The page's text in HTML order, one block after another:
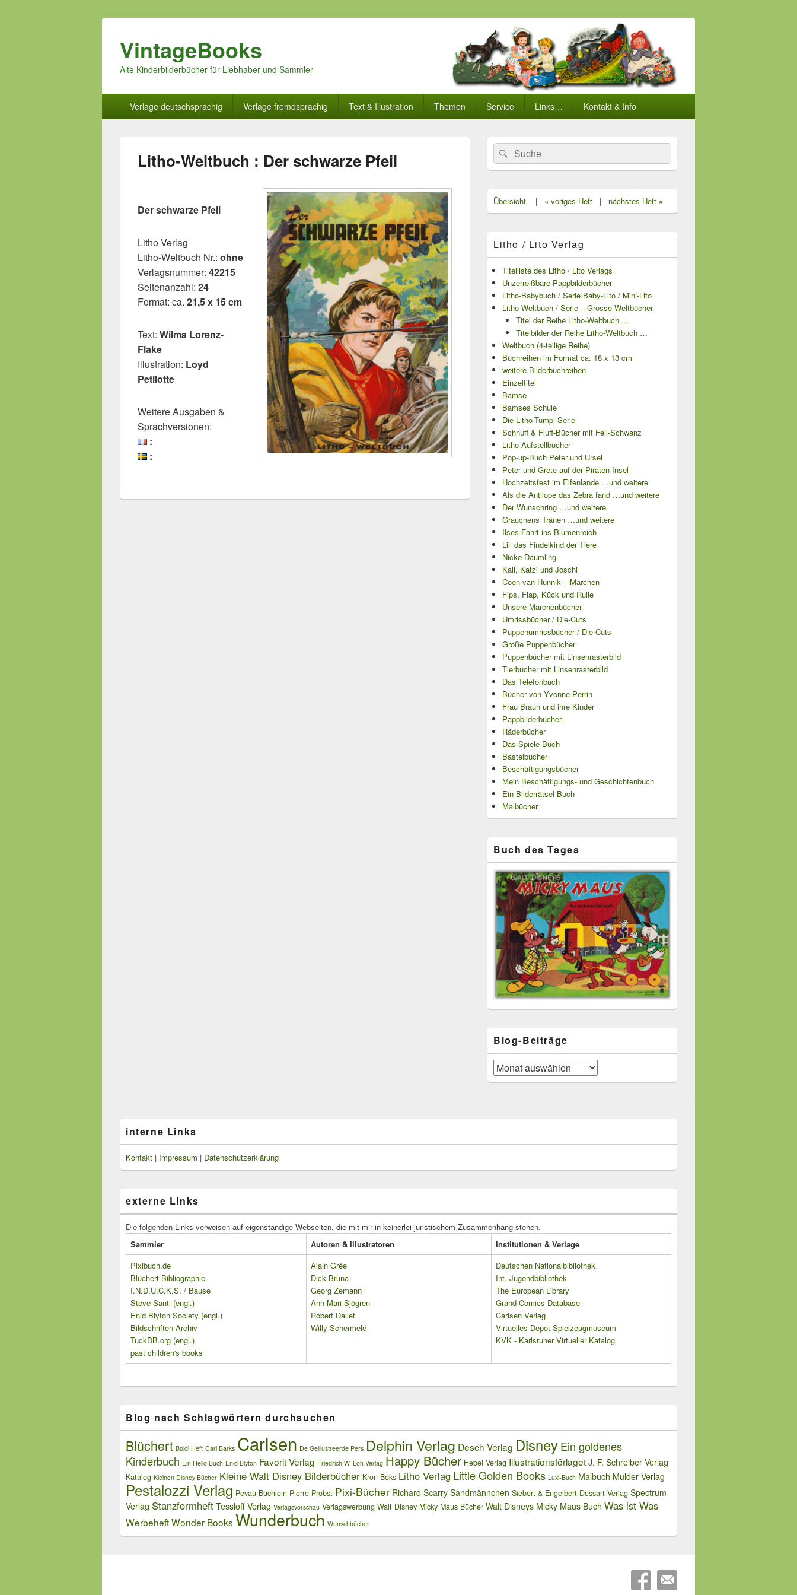
VintageBooks
Alte Kinderbilderbücher für Liebhaber und Sammler
Verlage deutschsprachig Verlage fremdsprachig Text & Illustration Themen Service Links… Kontakt & Info
Litho-Weltbuch : Der schwarze Pfeil
Der schwarze Pfeil
Litho Verlag
Litho-Weltbuch Nr.: ohne
Verlagsnummer: 42215
Seitenanzahl: 24
Format: ca. 21,5 x 15 cm
Text: Wilma Lorenz-
Flake
Illustration: Loyd
Petilotte
Weitere Ausgaben &
Sprachversionen:
:
:
Primärer
Seitenleisten
Widget-
Bereich
Search
for:
Suche
Übersicht | « voriges Heft | nächstes Heft »
Litho / Lito Verlag
Titelliste des Litho / Lito Verlags
Unzerreißbare Pappbilderbücher
Litho-Babybuch / Serie Baby-Lito / Mini-Lito
Litho-Weltbuch / Serie – Grosse Weltbücher
Titel der Reihe Litho-Weltbuch …
Titelbilder der Reihe Litho-Weltbuch …
Weltbuch (4-teilige Reihe)
Buchreihen im Format ca. 18 x 13 cm
weitere Bilderbuchreihen
Einzeltitel
Bamse
Bamses Schule
Die Litho-Tumpi-Serie
Schnuff & Fluff-Bücher mit Fell-Schwanz
Litho-Aufstellbücher
Pop-up-Buch Peter und Ursel
Peter und Grete auf der Piraten-Insel
Hochzeitsfest im Elfenlande …und weitere
Als die Antilope das Zebra fand …und weitere
Der Wunschring …und weitere
Grauchens Tränen …und weitere
Ilses Fahrt ins Blumenreich
Lill das Findelkind der Tiere
Nicke Däumling
Kali, Katzi und Joschi
Coen van Hunnik – Märchen
Fips, Flap, Kück und Rulle
Unsere Märchenbücher
Umrissbücher / Die-Cuts
Puppenumrissbücher / Die-Cuts
Große Puppenbücher
Puppenbücher mit Linsenrasterbild
Tierbücher mit Linsenrasterbild
Das Telefonbuch
Bücher von Yvonne Perrin
Frau Braun und ihre Kinder
Pappbilderbücher
Räderbücher
Das Spiele-Buch
Bastelbücher
Beschäftigungsbücher
Mein Beschäftigungs- und Geschichtenbuch
Ein Bilderrätsel-Buch
Malbücher
Buch des Tages
Blog-Beiträge
Blog-
Beiträge
interne Links
Kontakt | Impressum | Datenschutzerklärung
externe Links
Die folgenden Links verweisen auf eigenständige Webseiten, die mit mir in keinerlei juristischem Zusammenhang stehen.
Sammler
Autoren & Illustratoren
Institutionen & Verlage
Pixibuch.de
Blüchert Bibliographie
I.N.D.U.C.K.S. / Bause
Steve Santi (engl.)
Enid Blyton Society (engl.)
Bildschriften-Archiv
TuckDB.org (engl.)
past children's books
Alain Grée
Dick Bruna
Georg Zemann
Ann Mari Sjögren
Robert Dallet
Willy Schermelé
Deutschen Nationalbibliothek
Int. Jugendbibliothek
The European Library
Grand Comics Database
Carlsen Verlag
Virtuelles Depot Spielzeugmuseum
KVK - Karlsruher Virtueller Katalog
Blog nach Schlagwörtern durchsuchen
Blüchert Boldi Heft Carl Barks Carlsen De Geillustreerde Pers Delphin Verlag Desch Verlag DisneyEin goldenes
Kinderbuch Ein Hello Buch Enid Blyton Favorit Verlag Friedrich W. Loh Verlag Happy Bücher Hebel Verlag Illustrationsförlaget J. F. Schreiber Verlag
Katalog Kleinen Disney Bücher Kleine Walt Disney Bilderbücher Kron Boks Litho Verlag Little Golden Books Luxi-Buch Malbuch Mulder Verlag
Pestalozzi Verlag Pevau Büchlein Pierre Probst Pixi-Bücher Richard Scarry Sandmännchen Siebert & Engelbert Dessart Verlag Spectrum
Verlag Stanzformheft Tessloff Verlag Verlagsvorschau Verlagswerbung Walt Disney Micky Maus Bücher Walt Disneys Micky Maus Buch Was ist Was
WerbeheftWonder Books Wunderbuch Wunschbücher